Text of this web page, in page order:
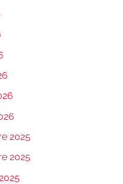
2025
2025